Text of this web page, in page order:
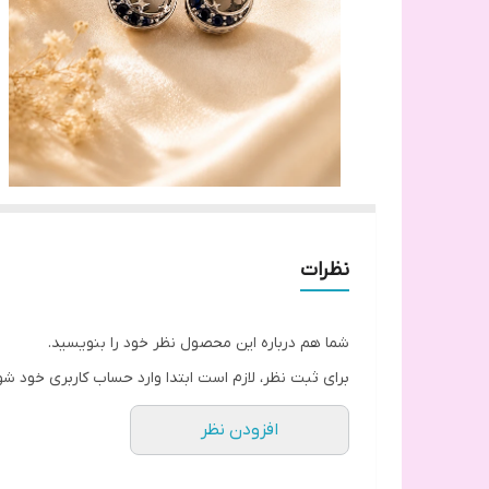
نظرات
شما هم درباره این محصول نظر خود را بنویسید.
برای ثبت نظر، لازم است ابتدا وارد حساب کاربری خود
افزودن نظر